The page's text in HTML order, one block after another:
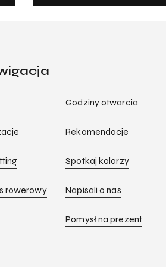
rowerowy
Godziny otwarcia
Rekomendacje
Spotkaj kolarzy
Napisali o nas
Pomysł na prezent